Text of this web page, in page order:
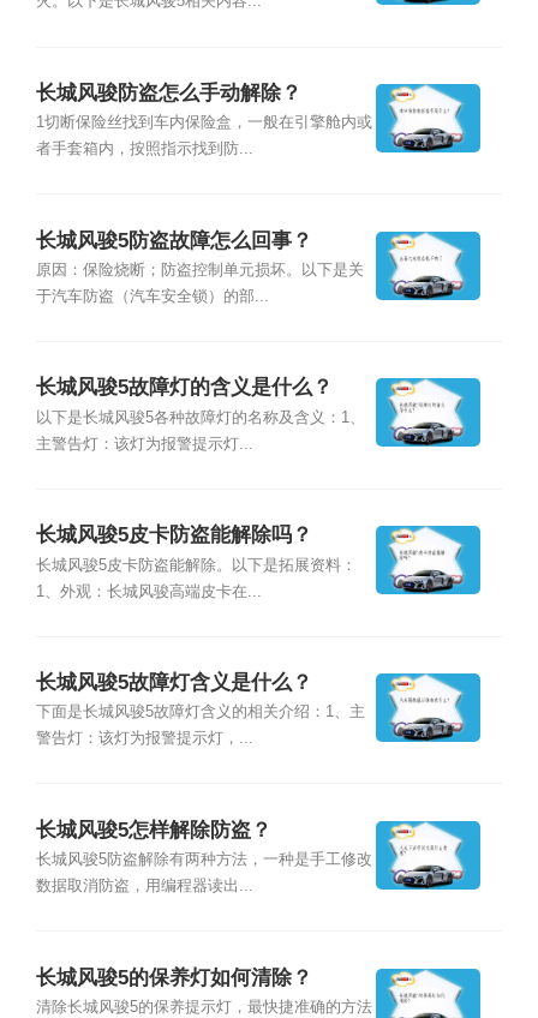
长城风骏防盗怎么手动解除？
1切断保险丝找到车内保险盒，一般在引擎舱内或
者手套箱内，按照指示找到防...
长城风骏5防盗故障怎么回事？
原因：保险烧断；防盗控制单元损坏。以下是关
于汽车防盗（汽车安全锁）的部...
长城风骏5故障灯的含义是什么？
以下是长城风骏5各种故障灯的名称及含义：1、
主警告灯：该灯为报警提示灯...
长城风骏5皮卡防盗能解除吗？
长城风骏5皮卡防盗能解除。以下是拓展资料：
1、外观：长城风骏高端皮卡在...
长城风骏5故障灯含义是什么？
下面是长城风骏5故障灯含义的相关介绍：1、主
警告灯：该灯为报警提示灯，...
长城风骏5怎样解除防盗？
长城风骏5防盗解除有两种方法，一种是手工修改
数据取消防盗，用编程器读出...
长城风骏5的保养灯如何清除？
清除长城风骏5的保养提示灯，最快捷准确的方法